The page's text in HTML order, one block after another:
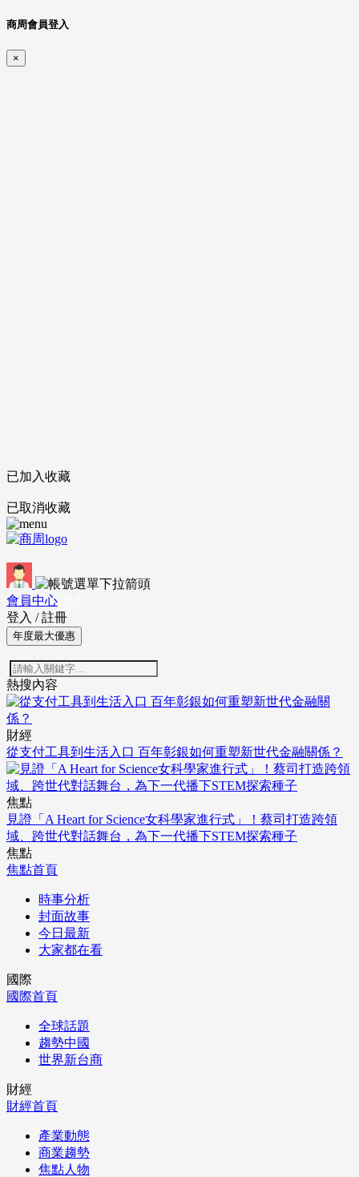
商周會員登入
×
已加入收藏
已取消收藏
會員中心
登入 / 註冊
年度最大優惠
熱搜內容
財經
從支付工具到生活入口 百年彰銀如何重塑新世代金融關係？
焦點
見證「A Heart for Science女科學家進行式」！蔡司打造跨領
域、跨世代對話舞台，為下一代播下STEM探索種子
焦點
焦點首頁
時事分析
封面故事
今日最新
大家都在看
國際
國際首頁
全球話題
趨勢中國
世界新台商
財經
財經首頁
產業動態
商業趨勢
焦點人物